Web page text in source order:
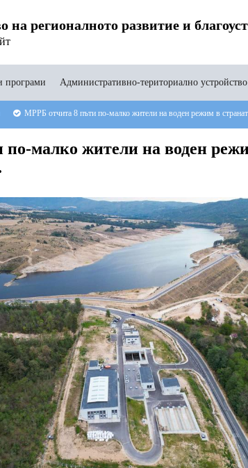
на регионалното развитие и
програми Административно-териториално устройство
МРРБ отчита 8 пъти по-малко жители на воден режим в
малко жители на воден